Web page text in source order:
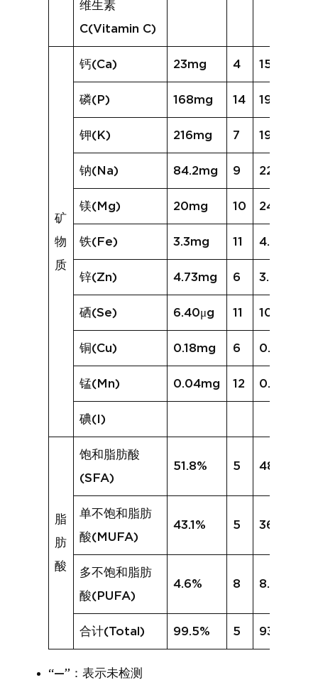
维生素
C(Vitamin C)
矿
物
质
钙(Ca) 23mg 4 15mg
磷(P) 168mg 14 193mg
钾(K) 216mg 7 191mg
钠(Na) 84.2mg 9 225.6mg
镁(Mg) 20mg 10 24mg
铁(Fe) 3.3mg 11 4.9mg
锌(Zn) 4.73mg 6 3.81mg
硒(Se) 6.40μg 11 10.70μg
铜(Cu) 0.18mg 6 0.19mg
锰(Mn) 0.04mg 12 0.12mg
碘(I)
脂
肪
酸
饱和脂肪酸
(SFA)
51.8% 5 48.9%
单不饱和脂肪
酸(MUFA)
43.1% 5 36.7%
多不饱和脂肪
酸(PUFA)
4.6% 8 8.3%
合计(Total) 99.5% 5 93.9%
“—”：表示未检测